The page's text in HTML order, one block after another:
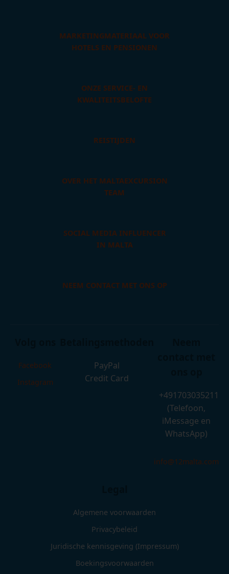
MARKETINGMATERIAAL VOOR
HOTELS EN PENSIONEN
ONZE SERVICE- EN
KWALITEITSBELOFTE
REISTIJDEN
OVER HET MALTAEXCURSION
TEAM
SOCIAL MEDIA INFLUENCER
IN MALTA
NEEM CONTACT MET ONS OP
Facebook
Instagram
PayPal
Credit Card
+491703035211
(Telefoon,
iMessage en
WhatsApp)
info@12malta.com
Algemene voorwaarden
Privacybeleid
Juridische kennisgeving (Impressum)
Boekingsvoorwaarden